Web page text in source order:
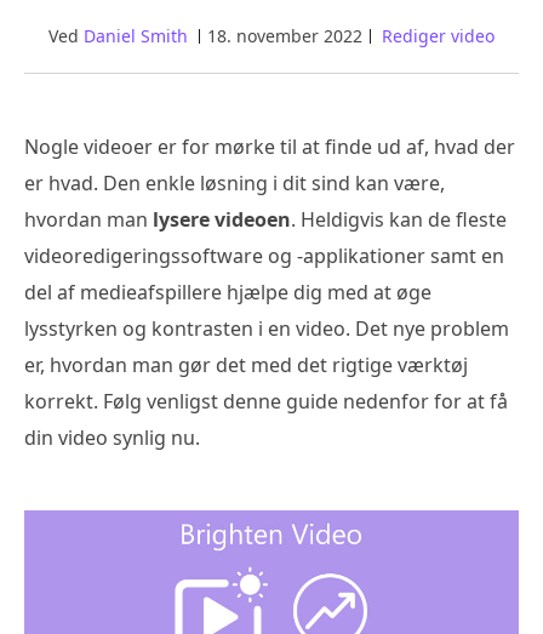
Ved Daniel Smith 18. november 2022 Rediger video
Nogle videoer er for mørke til at finde ud af, hvad der
er hvad. Den enkle løsning i dit sind kan være,
hvordan man lysere videoen. Heldigvis kan de fleste
videoredigeringssoftware og -applikationer samt en
del af medieafspillere hjælpe dig med at øge
lysstyrken og kontrasten i en video. Det nye problem
er, hvordan man gør det med det rigtige værktøj
korrekt. Følg venligst denne guide nedenfor for at få
din video synlig nu.